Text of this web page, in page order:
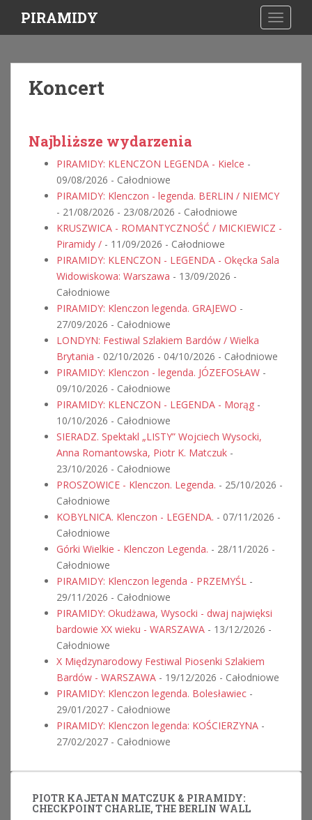
i
PIRAMIDY
Koncert
Najbliższe wydarzenia
PIRAMIDY: KLENCZON LEGENDA - Kielce -
09/08/2026 - Całodniowe
PIRAMIDY: Klenczon - legenda. BERLIN / NIEMCY
- 21/08/2026 - 23/08/2026 - Całodniowe
KRUSZWICA - ROMANTYCZNOŚĆ / MICKIEWICZ -
Piramidy / - 11/09/2026 - Całodniowe
PIRAMIDY: KLENCZON - LEGENDA - Okęcka Sala
Widowiskowa: Warszawa - 13/09/2026 -
Całodniowe
PIRAMIDY: Klenczon legenda. GRAJEWO -
27/09/2026 - Całodniowe
LONDYN: Festiwal Szlakiem Bardów / Wielka
Brytania - 02/10/2026 - 04/10/2026 - Całodniowe
PIRAMIDY: Klenczon - legenda. JÓZEFOSŁAW -
09/10/2026 - Całodniowe
PIRAMIDY: KLENCZON - LEGENDA - Morąg -
10/10/2026 - Całodniowe
SIERADZ. Spektakl „LISTY” Wojciech Wysocki,
Anna Romantowska, Piotr K. Matczuk -
23/10/2026 - Całodniowe
PROSZOWICE - Klenczon. Legenda. - 25/10/2026 -
Całodniowe
KOBYLNICA. Klenczon - LEGENDA. - 07/11/2026 -
Całodniowe
Górki Wielkie - Klenczon Legenda. - 28/11/2026 -
Całodniowe
PIRAMIDY: Klenczon legenda - PRZEMYŚL -
29/11/2026 - Całodniowe
PIRAMIDY: Okudżawa, Wysocki - dwaj najwięksi
bardowie XX wieku - WARSZAWA - 13/12/2026 -
Całodniowe
X Międzynarodowy Festiwal Piosenki Szlakiem
Bardów - WARSZAWA - 19/12/2026 - Całodniowe
PIRAMIDY: Klenczon legenda. Bolesławiec -
29/01/2027 - Całodniowe
PIRAMIDY: Klenczon legenda: KOŚCIERZYNA -
27/02/2027 - Całodniowe
PIOTR KAJETAN MATCZUK & PIRAMIDY:
CHECKPOINT CHARLIE, THE BERLIN WALL